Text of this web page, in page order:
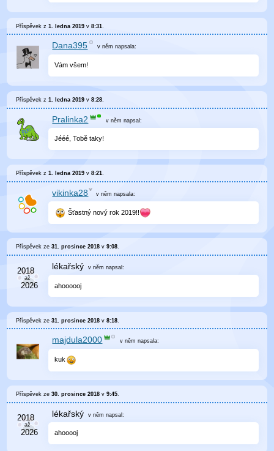
Příspěvek z1. ledna 2019 v8:31
Dana395 v němnapsala:
Vám všem!
Příspěvek z1. ledna 2019 v8:28
Pralinka2 v něm napsal:
Jééé, Tobě taky!
Příspěvek z1. ledna 2019 v8:21.
vikinka28 v něm napsala:
Šťastný nový rok 2019!!
Příspěvek ze31. prosince 2018 v9:08.
lékařský v něm napsal:
ahoooooj
Příspěvek ze31. prosince 2018 v8:18
majdula2000 v něm napsala:
kuk
Příspěvek ze30. prosince 2018 v9:45
lékařský v něm napsal:
ahooooj